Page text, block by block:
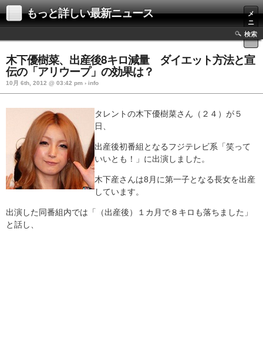
もっと詳しい最新ニュース
メ
ニ
ュ
ー
検索
木下優樹菜、出産後8キロ減量 ダイエット方法と宣
伝の「アリウープ」の効果は？
10月 6th, 2012 @ 03:42 pm › info
タレントの木下優樹菜さん（２４）が５
日、
出産後初番組となるフジテレビ系「笑って
いいとも！」に出演しました。
木下産さんは8月に第一子となる長女を出産
しています。
出演した同番組内では「（出産後）１カ月で８キロも落ちました」
と話し、